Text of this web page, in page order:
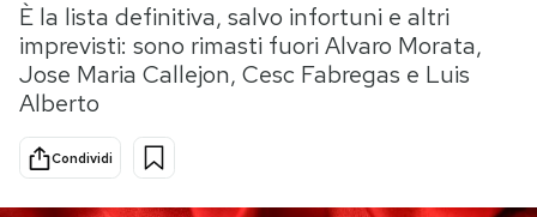
Tecnologia
Internet
Scienza
Cultura
Economia
Storie/Idee
Ok Boomer!
Media
È la lista definitiva, salvo infortuni e altri
imprevisti: sono rimasti fuori Alvaro Morata,
Jose Maria Callejon, Cesc Fabregas e Luis
Alberto
Condividi